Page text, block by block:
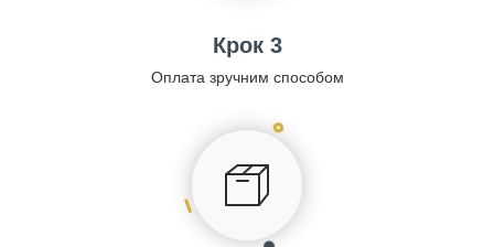
Крок 3
Оплата зручним способом